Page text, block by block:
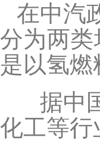
在中汽
分为两
是以氢
据中
化工等行